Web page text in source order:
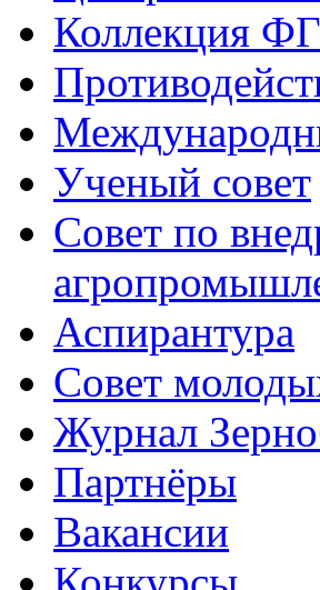
Коллекция
Ученый совет
Совет по
Аспирантура
Совет
Журнал
Партнёры
Вакансии